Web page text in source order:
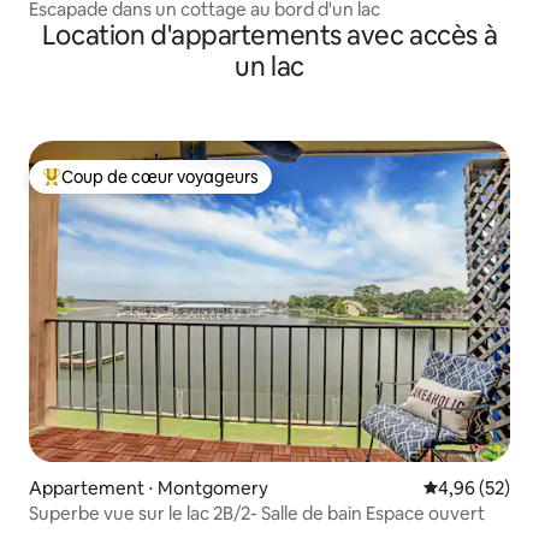
Escapade dans un cottage au bord d'un lac
Location d'appartements avec accès à
un lac
Coups de cœur voyageurs les plus appréciés
Coup de cœur voyageurs
Appartement ⋅ Montgomery Évaluation
4,96 (52)
Superbe vue sur le lac 2B/2- Salle de bain Espace ouvert